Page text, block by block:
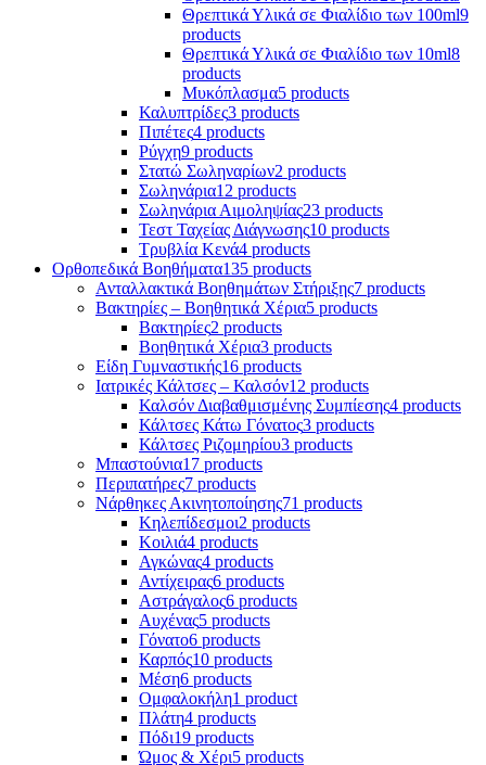
Θρεπτικά Υλικά σε Φιαλίδιο των 100ml9
products
Θρεπτικά Υλικά σε Φιαλίδιο των 10ml8
products
Μυκόπλασμα5 products
Καλυπτρίδες3 products
Πιπέτες4 products
Ρύγχη9 products
Στατώ Σωληναρίων2 products
Σωληνάρια12 products
Σωληνάρια Αιμοληψίας23 products
Τεστ Ταχείας Διάγνωσης10 products
Τρυβλία Κενά4 products
Ορθοπεδικά Βοηθήματα135 products
Ανταλλακτικά Βοηθημάτων Στήριξης7 products
Βακτηρίες – Βοηθητικά Χέρια5 products
Βακτηρίες2 products
Βοηθητικά Χέρια3 products
Είδη Γυμναστικής16 products
Ιατρικές Κάλτσες – Καλσόν12 products
Καλσόν Διαβαθμισμένης Συμπίεσης4 products
Κάλτσες Κάτω Γόνατος3 products
Κάλτσες Ριζομηρίου3 products
Μπαστούνια17 products
Περιπατήρες7 products
Νάρθηκες Ακινητοποίησης71 products
Κηλεπίδεσμοι2 products
Κοιλιά4 products
Αγκώνας4 products
Αντίχειρας6 products
Αστράγαλος6 products
Αυχένας5 products
Γόνατο6 products
Καρπός10 products
Μέση6 products
Ομφαλοκήλη1 product
Πλάτη4 products
Πόδι19 products
Ώμος & Χέρι5 products